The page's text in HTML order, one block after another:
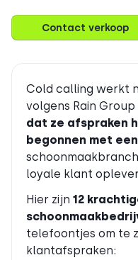
Contact verkoop
Cold calling werkt
volgens Rain Group
dat ze afspraken
begonnen met
loyale klant
Hier zijn 12
telefoontjes om te
klantafspraken: